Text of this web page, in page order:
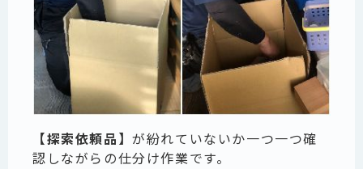
【探索依頼品】が紛れていないか一つ一つ確
認しながらの仕分け作業です。